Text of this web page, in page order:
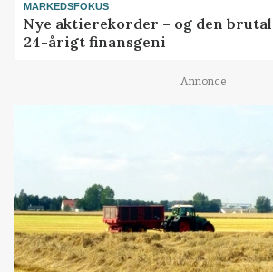
MARKEDSFOKUS
Nye aktierekorder – og den
24-årigt finansgeni
Annonce